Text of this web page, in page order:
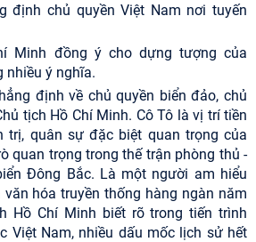
định chủ quyền Việt Nam nơi tuyến
Minh đồng ý cho dựng tượng của
nhiều ý nghĩa.
định về chủ quyền biển đảo, chủ
tịch Hồ Chí Minh. Cô Tô là vị trí tiền
trị, quân sự đặc biệt quan trọng của
quan trọng trong thế trận phòng thủ -
Đông Bắc. Là một người am hiểu
hóa truyền thống hàng ngàn năm
Hồ Chí Minh biết rõ trong tiến trình
Việt Nam, nhiều dấu mốc lịch sử hết